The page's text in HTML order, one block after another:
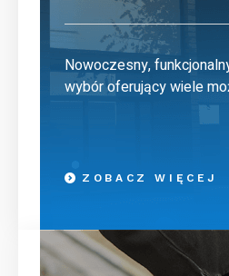
Nowoczesny,
wybór oferujący wiele
ZOBACZ WIĘCEJ